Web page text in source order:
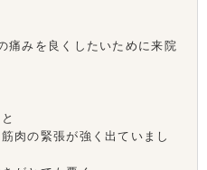
痛みを良くしたいために来院
肉の緊張が強く出ていまし